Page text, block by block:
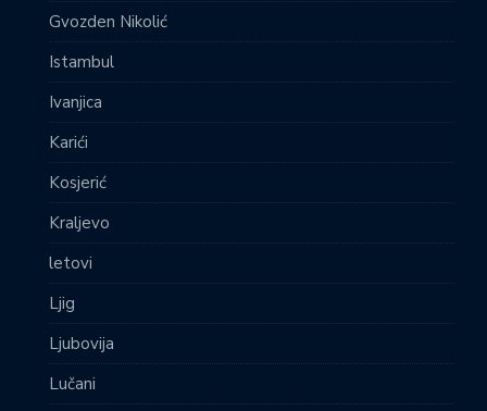
Gvozden Nikolić
Istambul
Ivanjica
Karići
Kosjerić
Kraljevo
letovi
Ljig
Ljubovija
Lučani